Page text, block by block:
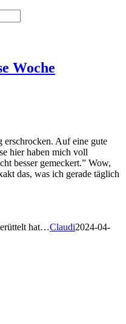
Woche
erschrocken. Auf eine gute
hier haben mich voll
besser gemeckert.” Wow,
das, was ich gerade täglich
hat…Claudi2024-04-